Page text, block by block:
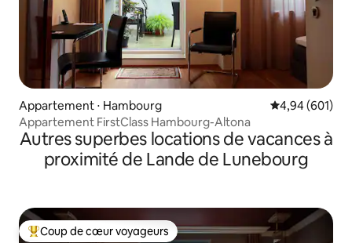
Appartement ⋅ Hambourg Évaluation
4,94 (601)
Appartement FirstClass Hambourg-Altona
Autres superbes locations de vacances à
proximité de Lande de Lunebourg
Coups de cœur voyageurs les plus appréciés
Coup de cœur voyageurs